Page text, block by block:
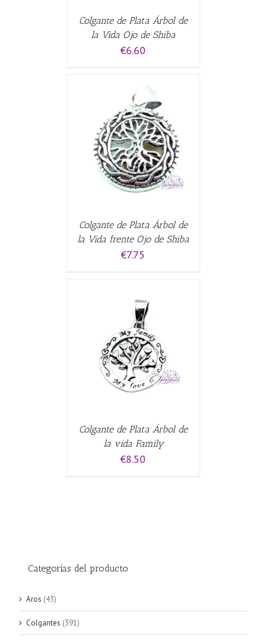
Colgante de Plata Árbol de
la Vida Ojo de Shiba
€6.60
Colgante de Plata Árbol de
la Vida frente Ojo de Shiba
€7.75
Colgante de Plata Árbol de
la vida Family
€8.50
Categorías del producto
Aros (43)
Colgantes (391)